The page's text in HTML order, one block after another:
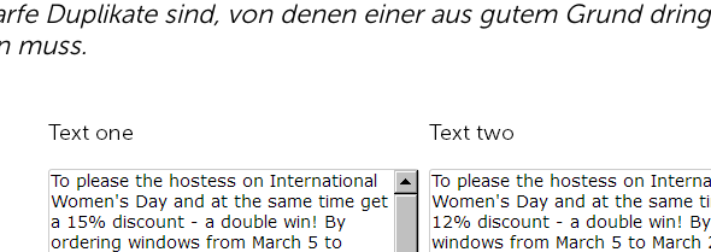
Duplikate sind, von denen einer aus gutem Grund
muss.